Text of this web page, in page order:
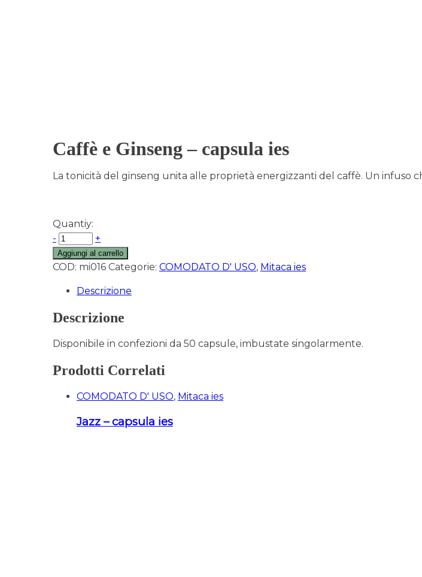
Caffè e Ginseng – capsula ies
La tonicità del ginseng unita alle proprietà energizzanti del caffè. Un infuso
Quantiy:
-
+
Aggiungi al carrello
COD: mi016 Categorie: COMODATO D' USO, Mitaca ies
Descrizione
Descrizione
Disponibile in confezioni da 50 capsule, imbustate singolarmente.
Prodotti Correlati
COMODATO D' USO, Mitaca ies
Jazz – capsula ies